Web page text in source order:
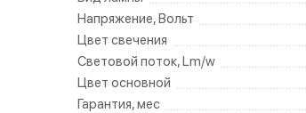
Напряжение, Вольт
Цвет свечения
Световой поток, Lm/w
Цвет основной
Гарантия, мес